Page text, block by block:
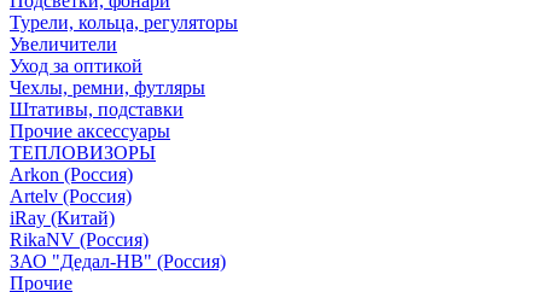
Турели, кольца, регуляторы
Увеличители
Уход за оптикой
Чехлы, ремни, футляры
Штативы, подставки
Прочие аксессуары
ТЕПЛОВИЗОРЫ
Arkon (Россия)
Artelv (Россия)
iRay (Китай)
RikaNV (Россия)
ЗАО "Дедал-НВ" (Россия)
Прочие